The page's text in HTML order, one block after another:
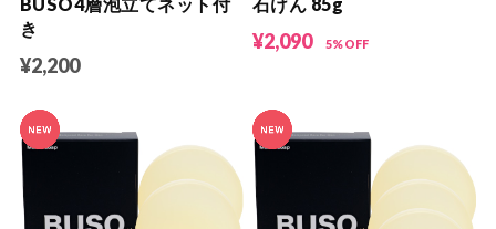
き
¥2,200
¥2,090 5%OFF